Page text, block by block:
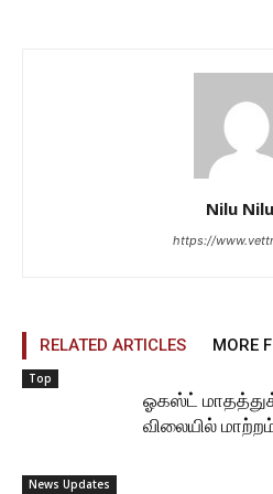
Nilu
https://
RELATED ARTICLES MORE
Top
ஓகஸ்ட்
விலையில்
News Updates